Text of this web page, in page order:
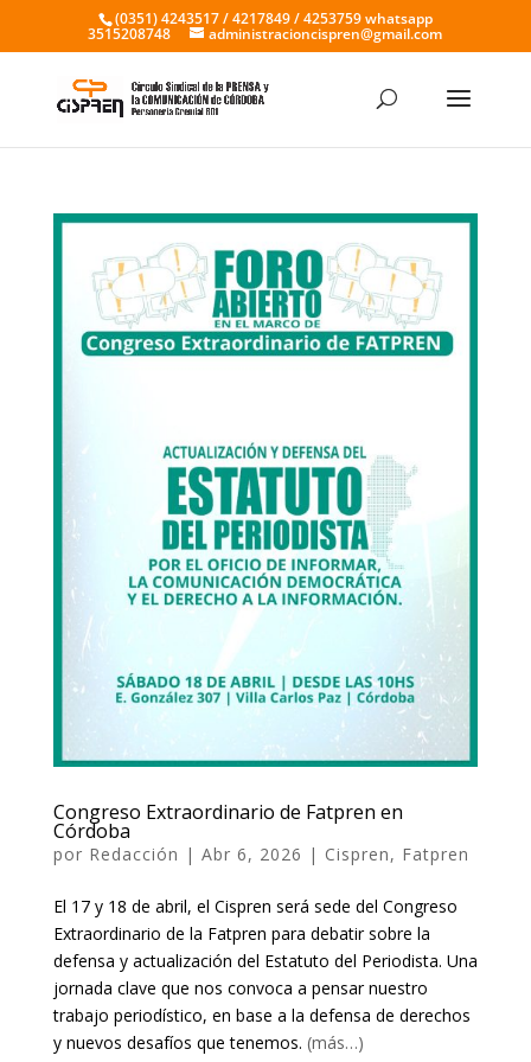
(0351) 4243517 / 4217849 / 4253759 whatsapp
3515208748 administracioncispren@gmail.com
Congreso Extraordinario de Fatpren en
Córdoba
por Redacción | Abr 6, 2026 | Cispren, Fatpren
El 17 y 18 de abril, el Cispren será sede del Congreso
Extraordinario de la Fatpren para debatir sobre la
defensa y actualización del Estatuto del Periodista. Una
jornada clave que nos convoca a pensar nuestro
trabajo periodístico, en base a la defensa de derechos
y nuevos desafíos que tenemos. (más…)